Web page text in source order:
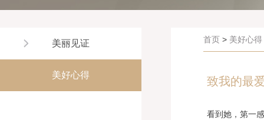
美丽见证
美好心得
首页 > 美好心得
致我的最
看到她，第一